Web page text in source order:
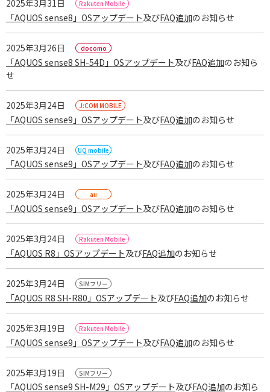
2025年3月31日
「AQUOS sense8」OSアップデート及びFAQ追加のお知らせ
2025年3月26日
「AQUOS sense8 SH-54D」OSアップデート及びFAQ追加のお知ら
せ
2025年3月24日
「AQUOS sense9」OSアップデート及びFAQ追加のお知らせ
2025年3月24日
「AQUOS sense9」OSアップデート及びFAQ追加のお知らせ
2025年3月24日
「AQUOS sense9」OSアップデート及びFAQ追加のお知らせ
2025年3月24日
「AQUOS R8」OSアップデート及びFAQ追加のお知らせ
2025年3月24日
「AQUOS R8 SH-R80」OSアップデート及びFAQ追加のお知らせ
2025年3月19日
「AQUOS sense9」OSアップデート及びFAQ追加のお知らせ
2025年3月19日
「AQUOS sense9 SH-M29」OSアップデート及びFAQ追加のお知ら